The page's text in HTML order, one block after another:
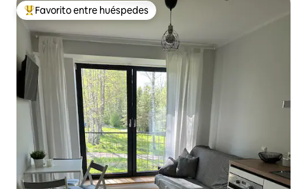
Favorito entre huéspedes preferido
Favorito entre huéspedes